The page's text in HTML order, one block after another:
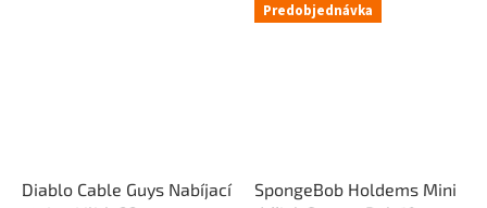
Diablo Cable Guys Nabíjací
Predobjednávka
SpongeBob Holdems Mini